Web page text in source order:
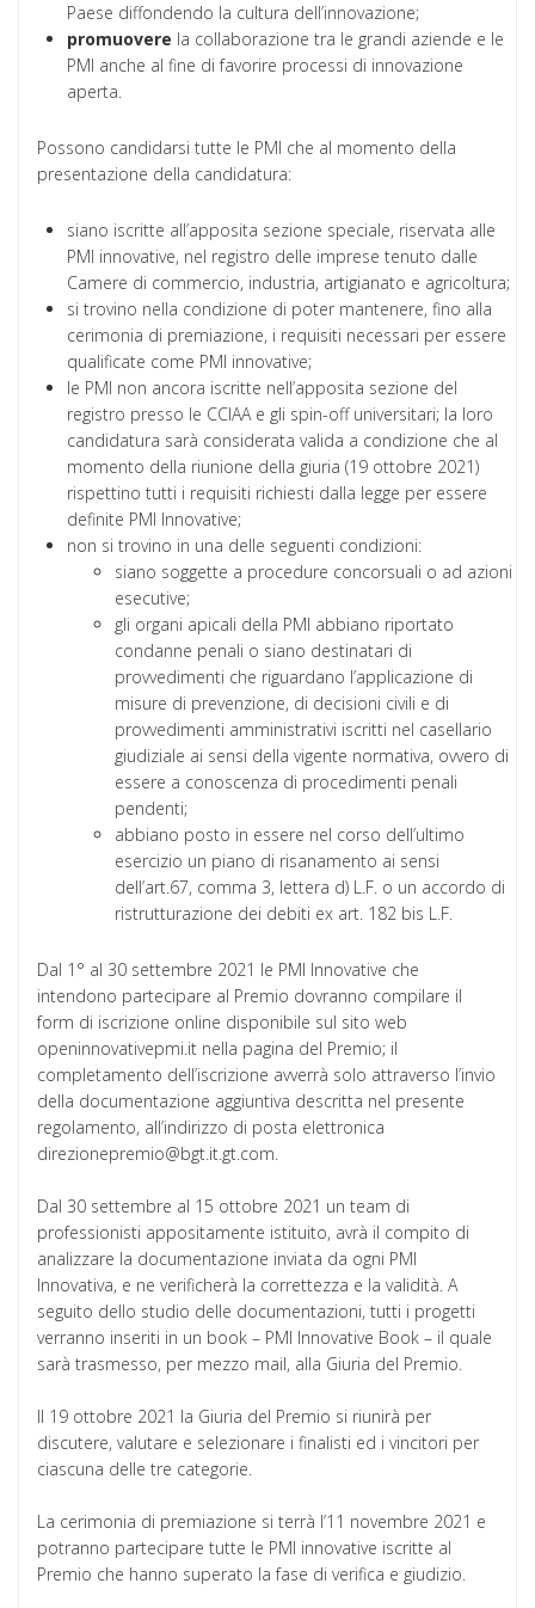
Paese diffondendo la cultura dell’innovazione;
promuovere la collaborazione tra le grandi aziende e le
PMI anche al fine di favorire processi di innovazione
aperta.
Possono candidarsi tutte le PMI che al momento della
presentazione della candidatura:
siano iscritte all’apposita sezione speciale, riservata alle
PMI innovative, nel registro delle imprese tenuto dalle
Camere di commercio, industria, artigianato e agricoltura;
si trovino nella condizione di poter mantenere, fino alla
cerimonia di premiazione, i requisiti necessari per essere
qualificate come PMI innovative;
le PMI non ancora iscritte nell’apposita sezione del
registro presso le CCIAA e gli spin-off universitari; la loro
candidatura sarà considerata valida a condizione che al
momento della riunione della giuria (19 ottobre 2021)
rispettino tutti i requisiti richiesti dalla legge per essere
definite PMI Innovative;
non si trovino in una delle seguenti condizioni:
siano soggette a procedure concorsuali o ad azioni
esecutive;
gli organi apicali della PMI abbiano riportato
condanne penali o siano destinatari di
provvedimenti che riguardano l’applicazione di
misure di prevenzione, di decisioni civili e di
provvedimenti amministrativi iscritti nel casellario
giudiziale ai sensi della vigente normativa, ovvero di
essere a conoscenza di procedimenti penali
pendenti;
abbiano posto in essere nel corso dell’ultimo
esercizio un piano di risanamento ai sensi
dell’art.67, comma 3, lettera d) L.F. o un accordo di
ristrutturazione dei debiti ex art. 182 bis L.F.
Dal 1° al 30 settembre 2021 le PMI Innovative che
intendono partecipare al Premio dovranno compilare il
form di iscrizione online disponibile sul sito web
openinnovativepmi.it nella pagina del Premio; il
completamento dell’iscrizione avverrà solo attraverso l’invio
della documentazione aggiuntiva descritta nel presente
regolamento, all’indirizzo di posta elettronica
direzionepremio@bgt.it.gt.com.
Dal 30 settembre al 15 ottobre 2021 un team di
professionisti appositamente istituito, avrà il compito di
analizzare la documentazione inviata da ogni PMI
Innovativa, e ne verificherà la correttezza e la validità. A
seguito dello studio delle documentazioni, tutti i progetti
verranno inseriti in un book – PMI Innovative Book – il quale
sarà trasmesso, per mezzo mail, alla Giuria del Premio.
Il 19 ottobre 2021 la Giuria del Premio si riunirà per
discutere, valutare e selezionare i finalisti ed i vincitori per
ciascuna delle tre categorie.
La cerimonia di premiazione si terrà l’11 novembre 2021 e
potranno partecipare tutte le PMI innovative iscritte al
Premio che hanno superato la fase di verifica e giudizio.